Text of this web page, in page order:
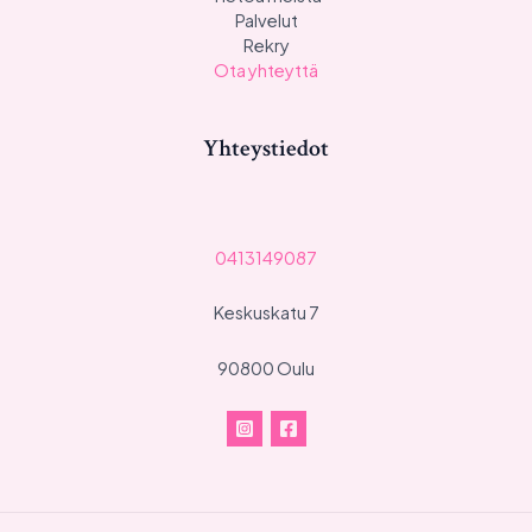
Palvelut
Rekry
Ota yhteyttä
Yhteystiedot
0413149087
Keskuskatu 7
90800 Oulu